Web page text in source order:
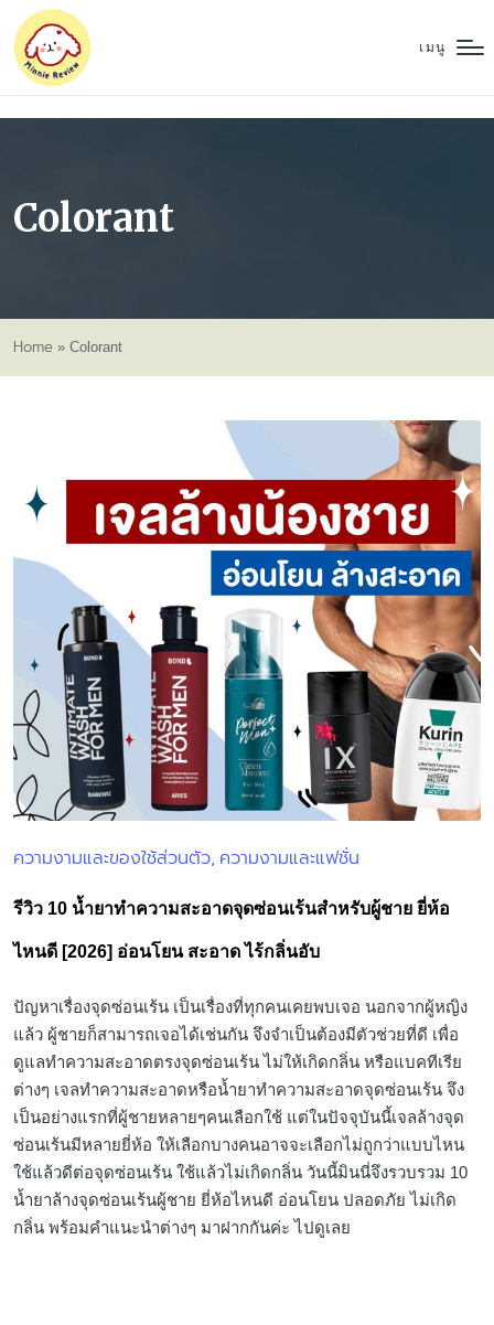
เมนู
Colorant
Home » Colorant
Posted
ความงามและของใช้ส่วนตัว ความงามและแฟชั่น
รีวิว 10 น้ำยาทำความสะอาดจุดซ่อนเร้นสำหรับผู้ชาย ยี่ห้อ
ไหนดี [2026] อ่อนโยน สะอาด ไร้กลิ่นอับ
ปัญหาเรื่องจุดซ่อนเร้น เป็นเรื่องที่ทุกคนเคยพบเจอ นอกจากผู้หญิง
แล้ว ผู้ชายก็สามารถเจอได้เช่นกัน จึงจำเป็นต้องมีตัวช่วยที่ดี เพื่อ
ดูแลทำความสะอาดตรงจุดซ่อนเร้น ไม่ให้เกิดกลิ่น หรือแบคทีเรีย
ต่างๆ เจลทำความสะอาดหรือน้ำยาทำความสะอาดจุดซ่อนเร้น จึง
เป็นอย่างแรกที่ผู้ชายหลายๆคนเลือกใช้ แต่ในปัจจุบันนี้เจลล้างจุด
ซ่อนเร้นมีหลายยี่ห้อ ให้เลือกบางคนอาจจะเลือกไม่ถูกว่าแบบไหน
ใช้แล้วดีต่อจุดซ่อนเร้น ใช้แล้วไม่เกิดกลิ่น วันนี้มินนี่จึงรวบรวม 10
น้ำยาล้างจุดซ่อนเร้นผู้ชาย ยี่ห้อไหนดี อ่อนโยน ปลอดภัย ไม่เกิด
กลิ่น พร้อมคำแนะนำต่างๆ มาฝากกันค่ะ ไปดูเลย